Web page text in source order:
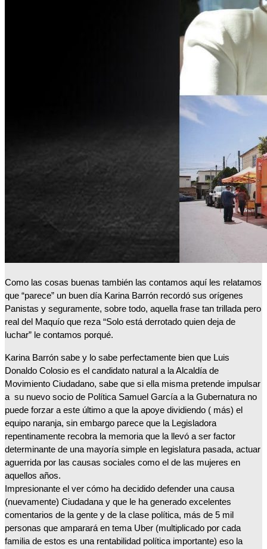
Como las cosas buenas también las contamos aquí les relatamos
que “parece” un buen día Karina Barrón recordó sus orígenes
Panistas y seguramente, sobre todo, aquella frase tan trillada pero
real del Maquío que reza “Solo está derrotado quien deja de
luchar” le contamos porqué.
Karina Barrón sabe y lo sabe perfectamente bien que Luis
Donaldo Colosio es el candidato natural a la Alcaldía de
Movimiento Ciudadano, sabe que si ella misma pretende impulsar
a  su nuevo socio de Política Samuel García a la Gubernatura no
puede forzar a este último a que la apoye dividiendo ( más) el
equipo naranja, sin embargo parece que la Legisladora
repentinamente recobra la memoria que la llevó a ser factor
determinante de una mayoría simple en legislatura pasada, actuar
aguerrida por las causas sociales como el de las mujeres en
aquellos años.
Impresionante el ver cómo ha decidido defender una causa
(nuevamente) Ciudadana y que le ha generado excelentes
comentarios de la gente y de la clase política, más de 5 mil
personas que amparará en tema Uber (multiplicado por cada
familia de estos es una rentabilidad política importante) eso la